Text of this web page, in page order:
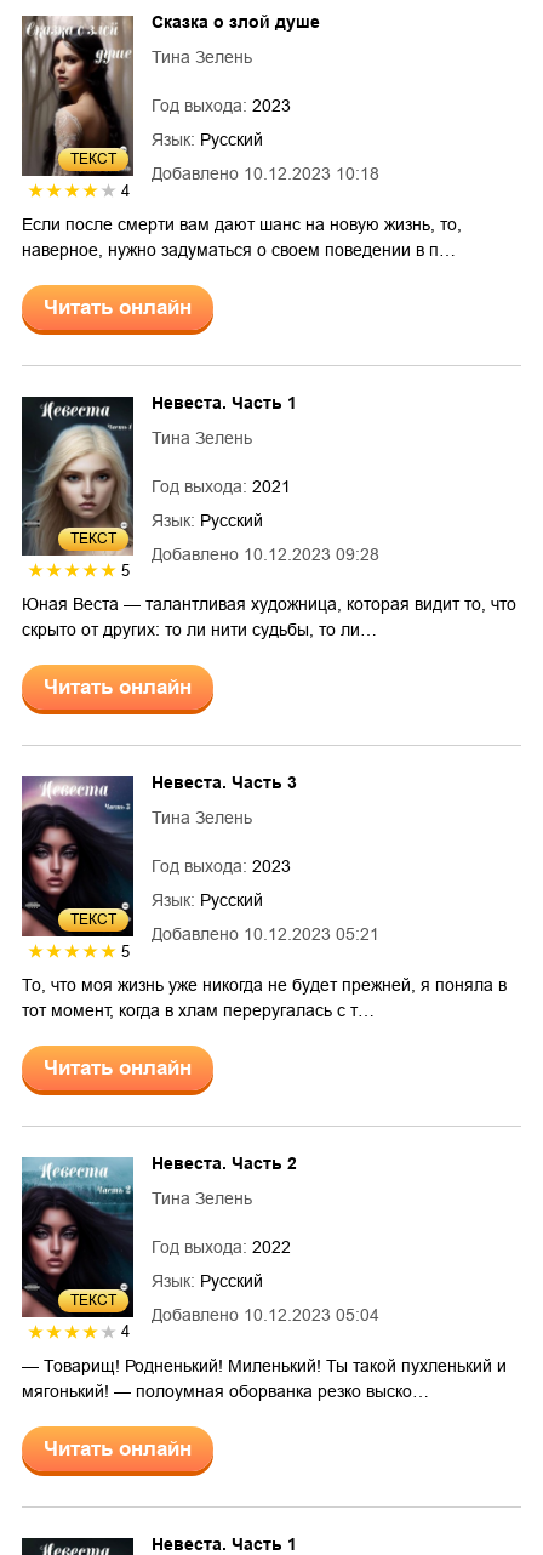
ТЕКСТ
4
Добавлено 10.12.2023 10:18
Сказка о злой душе
Тина Зелень
Год выхода: 2023
Язык: Русский
Если после смерти вам дают шанс на новую жизнь, то,
наверное, нужно задуматься о своем поведении в п…
Читать онлайн
ТЕКСТ
5
Добавлено 10.12.2023 09:28
Невеста. Часть 1
Тина Зелень
Год выхода: 2021
Язык: Русский
Юная Веста — талантливая художница, которая видит то, что
скрыто от других: то ли нити судьбы, то ли…
Читать онлайн
ТЕКСТ
5
Добавлено 10.12.2023 05:21
Невеста. Часть 3
Тина Зелень
Год выхода: 2023
Язык: Русский
То, что моя жизнь уже никогда не будет прежней, я поняла в
тот момент, когда в хлам переругалась с т…
Читать онлайн
ТЕКСТ
4
Добавлено 10.12.2023 05:04
Невеста. Часть 2
Тина Зелень
Год выхода: 2022
Язык: Русский
— Товарищ! Родненький! Миленький! Ты такой пухленький и
мягонький! — полоумная оборванка резко выско…
Читать онлайн
Невеста. Часть 1